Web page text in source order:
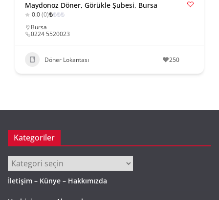
Maydonoz Döner, Görükle Şubesi, Bursa
0.0(0)₺₺₺₺
Bursa
0224 5520023
Döner Lokantası 250
Kategoriler
Kategoriler
İletişim – Künye – Hakkımızda